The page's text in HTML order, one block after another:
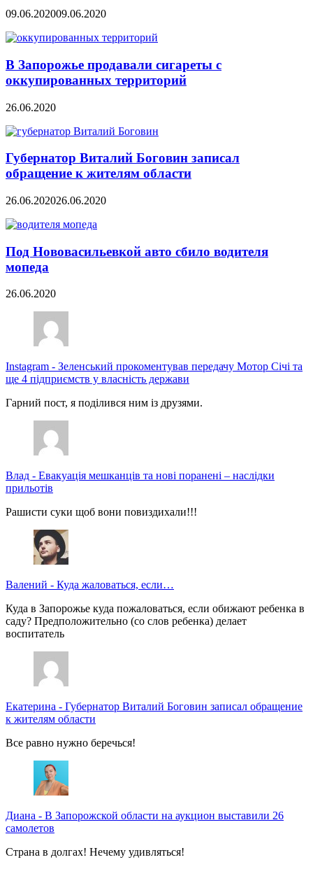
09.06.202009.06.2020
В Запорожье продавали сигареты с
оккупированных территорий
26.06.2020
Губернатор Виталий Боговин записал
обращение к жителям области
26.06.202026.06.2020
Под Нововасильевкой авто сбило водителя
мопеда
26.06.2020
Instagram - Зеленський прокоментував передачу Мотор Січі та
ще 4 підприємств у власність держави
Гарний пост, я поділився ним із друзями.
Влад - Евакуація мешканців та нові поранені – наслідки
прильотів
Рашисти суки щоб вони повиздихали!!!
Валений - Куда жаловаться, если…
Куда в Запорожье куда пожаловаться, если обижают ребенка в
саду? Предположительно (со слов ребенка) делает
воспитатель
Екатерина - Губернатор Виталий Боговин записал обращение
к жителям области
Все равно нужно беречься!
Диана - В Запорожской области на аукцион выставили 26
самолетов
Страна в долгах! Нечему удивляться!